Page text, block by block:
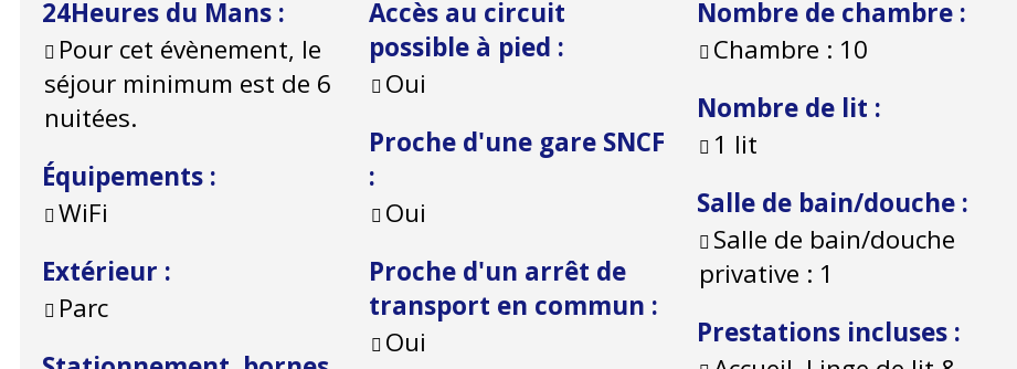
24Heures du Mans :
Pour cet évènement, le
séjour minimum est de 6
nuitées.
Équipements :
WiFi
Extérieur :
Parc
Accès au circuit
possible à pied :
Oui
Proche d'une gare SNCF
:
Oui
Proche d'un arrêt de
transport en commun :
Oui
Nombre de chambre :
Chambre : 10
Nombre de lit :
1 lit
Salle de bain/douche :
Salle de bain/douche
privative : 1
Prestations incluses :